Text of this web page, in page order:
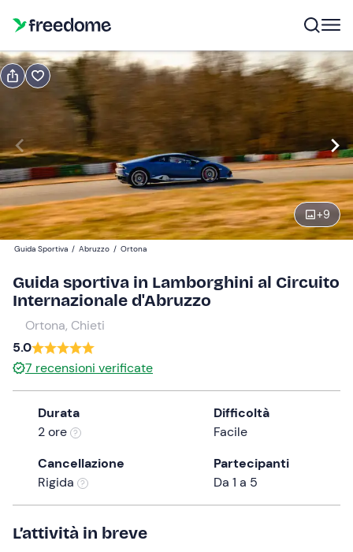
+9
Prenota Regala
1 giro
Navigate
forward
to
interact
the
calendar
and
select
a
question
mark
the
Modifica
09:00 Modifica
Partecipanti
59 €
Guida Sportiva / Abruzzo / Ortona
Guida sportiva in Lamborghini al Circuito
Internazionale d'Abruzzo
Ortona, Chieti
5.0
7 recensioni verificate
Durata
2 ore
Difficoltà
Facile
Cancellazione
Rigida
Partecipanti
Da 1 a 5
L’attività in breve